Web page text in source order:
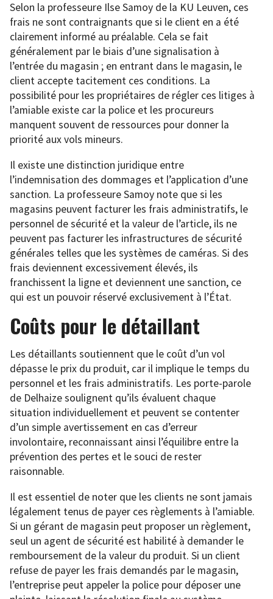
Selon la professeure Ilse Samoy de la KU Leuven, ces
frais ne sont contraignants que si le client en a été
clairement informé au préalable. Cela se fait
généralement par le biais d’une signalisation à
l’entrée du magasin ; en entrant dans le magasin, le
client accepte tacitement ces conditions. La
possibilité pour les propriétaires de régler ces litiges à
l’amiable existe car la police et les procureurs
manquent souvent de ressources pour donner la
priorité aux vols mineurs.
Il existe une distinction juridique entre
l’indemnisation des dommages et l’application d’une
sanction. La professeure Samoy note que si les
magasins peuvent facturer les frais administratifs, le
personnel de sécurité et la valeur de l’article, ils ne
peuvent pas facturer les infrastructures de sécurité
générales telles que les systèmes de caméras. Si des
frais deviennent excessivement élevés, ils
franchissent la ligne et deviennent une sanction, ce
qui est un pouvoir réservé exclusivement à l’État.
Coûts pour le détaillant
Les détaillants soutiennent que le coût d’un vol
dépasse le prix du produit, car il implique le temps du
personnel et les frais administratifs. Les porte-parole
de Delhaize soulignent qu’ils évaluent chaque
situation individuellement et peuvent se contenter
d’un simple avertissement en cas d’erreur
involontaire, reconnaissant ainsi l’équilibre entre la
prévention des pertes et le souci de rester
raisonnable.
Il est essentiel de noter que les clients ne sont jamais
légalement tenus de payer ces règlements à l’amiable.
Si un gérant de magasin peut proposer un règlement,
seul un agent de sécurité est habilité à demander le
remboursement de la valeur du produit. Si un client
refuse de payer les frais demandés par le magasin,
l’entreprise peut appeler la police pour déposer une